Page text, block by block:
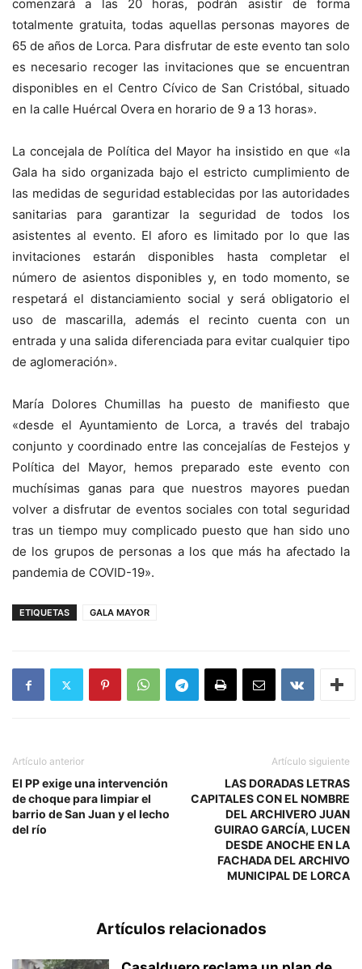
comenzará a las 20 horas, podrán asistir de forma
totalmente gratuita, todas aquellas personas mayores de
65 de años de Lorca. Para disfrutar de este evento tan solo
es necesario recoger las invitaciones que se encuentran
disponibles en el Centro Cívico de San Cristóbal, situado
en la calle Huércal Overa en horario de 9 a 13 horas».
La concejala de Política del Mayor ha insistido en que «la
Gala ha sido organizada bajo el estricto cumplimiento de
las medidas de seguridad establecidas por las autoridades
sanitarias para garantizar la seguridad de todos los
asistentes al evento. El aforo es limitado por lo que las
invitaciones estarán disponibles hasta completar el
número de asientos disponibles y, en todo momento, se
respetará el distanciamiento social y será obligatorio el
uso de mascarilla, además el recinto cuenta con un
entrada y una salida diferenciada para evitar cualquier tipo
de aglomeración».
María Dolores Chumillas ha puesto de manifiesto que
«desde el Ayuntamiento de Lorca, a través del trabajo
conjunto y coordinado entre las concejalías de Festejos y
Política del Mayor, hemos preparado este evento con
muchísimas ganas para que nuestros mayores puedan
volver a disfrutar de eventos sociales con total seguridad
tras un tiempo muy complicado puesto que han sido uno
de los grupos de personas a los que más ha afectado la
pandemia de COVID-19».
ETIQUETAS GALA MAYOR
Artículo anterior
El PP exige una intervención
de choque para limpiar el
barrio de San Juan y el lecho
del río
Artículo siguiente
LAS DORADAS LETRAS
CAPITALES CON EL NOMBRE
DEL ARCHIVERO JUAN
GUIRAO GARCÍA, LUCEN
DESDE ANOCHE EN LA
FACHADA DEL ARCHIVO
MUNICIPAL DE LORCA
Artículos relacionados